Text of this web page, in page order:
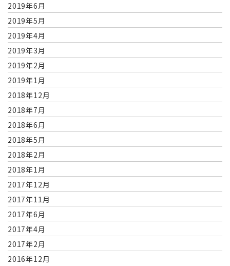
2019年6月
2019年5月
2019年4月
2019年3月
2019年2月
2019年1月
2018年12月
2018年7月
2018年6月
2018年5月
2018年2月
2018年1月
2017年12月
2017年11月
2017年6月
2017年4月
2017年2月
2016年12月